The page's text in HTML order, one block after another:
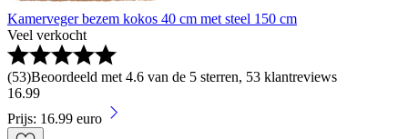
Kamerveger bezem kokos 40 cm met steel 150 cm
Veel verkocht
(53)Beoordeeld met 4.6 van de 5 sterren, 53 klantreviews
16.99
Prijs: 16.99 euro